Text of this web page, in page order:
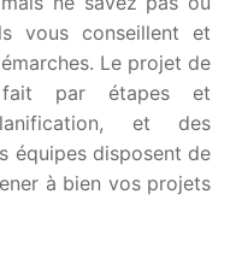
vous conseillent et
Le projet de
fait par étapes et
et des
équipes disposent de
à bien vos projets